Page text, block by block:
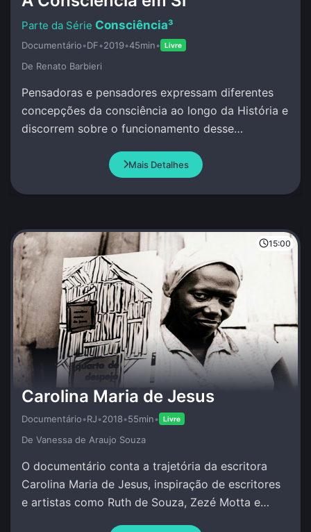
Consciência³
Documentário•DF•2019•45min• Livre
De Renato Barbieri
Pensadoras e pensadores expressam diferentes
concepções da consciência ao longo da História e
discorrem sobre o funcionamento desse
Mais Detalhes
15:00
Carolina Maria de Jesus
Documentário•RJ•2018•55min• Livre
De Vanessa de Araujo Souza
O documentário conta a trajetória da escritora
Carolina Maria de Jesus, inspiração de escritores
e artistas como Ruth de Souza, Zezé Motta e